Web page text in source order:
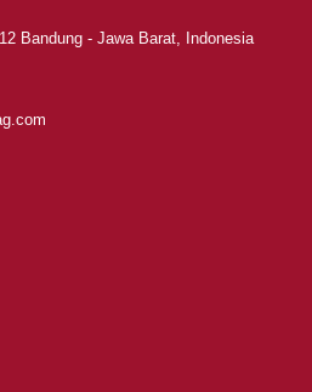
Bandung - Jawa Barat, Indonesia